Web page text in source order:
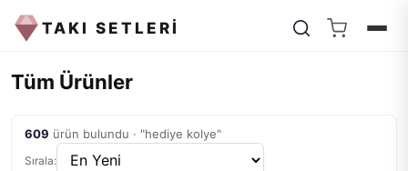
TAKI SETLERİ
Tüm Ürünler
609 ürün bulundu · "hediye kolye"
Sırala: